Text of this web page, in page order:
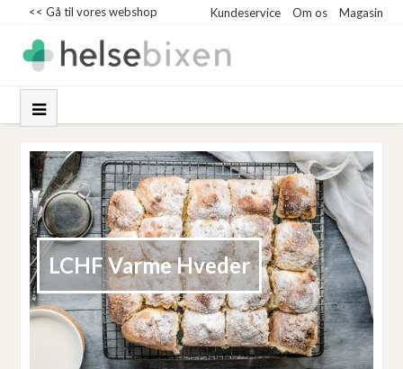
<< Gå til vores webshop Kundeservice Om os Magasin
LCHF Varme Hveder